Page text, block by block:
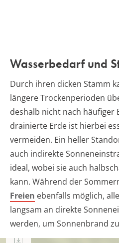
Wasserbedarf und
Durch ihren dicken Stamm
längere Trockenperioden
deshalb nicht nach häufiger
drainierte Erde ist hierbei
vermeiden. Ein heller
auch indirekte
ideal, wobei sie auch
kann. Während der
Freien ebenfalls möglich,
langsam an direkte
werden, um Sonnenbrand